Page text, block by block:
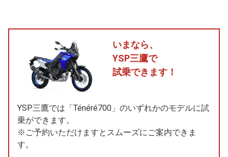
いまなら、
YSP三鷹で
試乗できます！
YSP三鷹では「Ténéré700」のいずれかのモデルに試
乗ができます。
※ご予約いただけますとスムーズにご案内できま
す。